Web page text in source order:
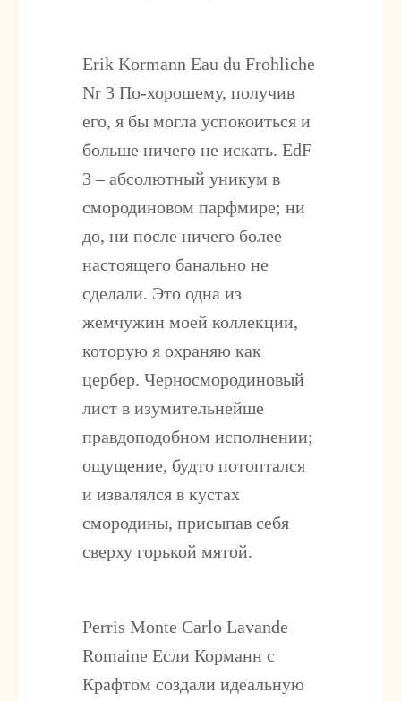
Erik Kormann Eau du Frohliche
Nr 3По-хорошему, получив
его, я бы могла успокоиться и
больше ничего не искать. EdF
3 – абсолютный уникум в
смородиновом парфмире; ни
до, ни после ничего более
настоящего банально не
сделали. Это одна из
жемчужин моей коллекции,
которую я охраняю как
цербер. Черносмородиновый
лист в изумительнейше
правдоподобном исполнении;
ощущение, будто потоптался
и извалялся в кустах
смородины, присыпав себя
сверху горькой мятой.
Perris Monte Carlo Lavande
Romaine Если Корманн с
Крафтом создали идеальную